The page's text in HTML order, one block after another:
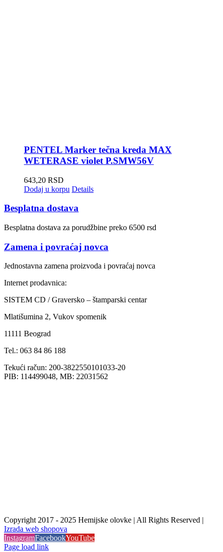
PENTEL Marker tečna kreda MAX
WETERASE violet P.SMW56V
643,20 RSD
Dodaj u korpu Details
Besplatna dostava
Besplatna dostava za porudžbine preko 6500 rsd
Zamena i povraćaj novca
Jednostavna zamena proizvoda i povraćaj novca
Internet prodavnica:
SISTEM CD / Graversko – štamparski centar
Mlatišumina 2, Vukov spomenik
11111 Beograd
Tel.: 063 84 86 188
Tekući račun: 200-3822550101033-20
PIB: 114499048, MB: 22031562
Copyright 2017 - 2025 Hemijske olovke | All Rights Reserved |
Izrada web shopova
InstagramFacebookYouTube
Page load link